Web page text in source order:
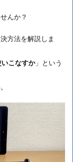
んか？
方法を解説しま
こなすか」という